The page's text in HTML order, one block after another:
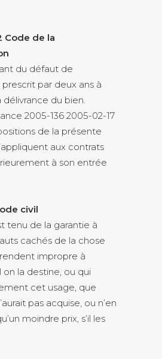
Code de la
du défaut de
par deux ans à
du bien.
2005-136 2005-02-17
de la présente
aux contrats
à son entrée
civil
tenu de la garantie à
cachés de la chose
impropre à
on la destine, ou qui
cet usage, que
pas acquise, ou n’en
moindre prix, s’il les